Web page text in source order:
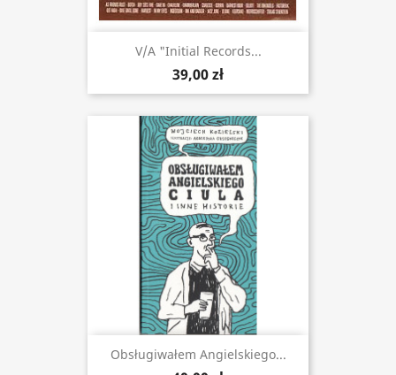
V/a "Initial Records...
39,00 zł
Obsługiwałem Angielskiego...